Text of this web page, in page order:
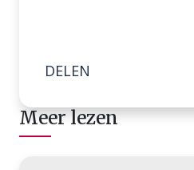
DELEN
Meer lezen